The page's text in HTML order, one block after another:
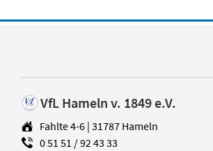
VfL Hameln v. 1849 e.V.
Fahlte 4-6 | 31787 Hameln
0 51 51 / 92 43 33